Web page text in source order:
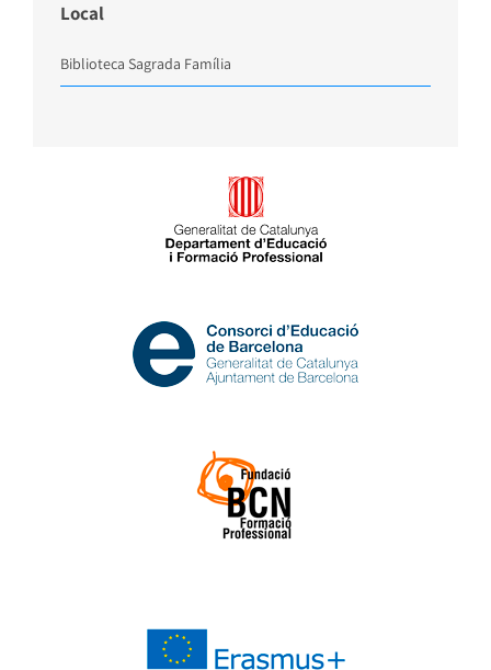
Local
Biblioteca Sagrada Família